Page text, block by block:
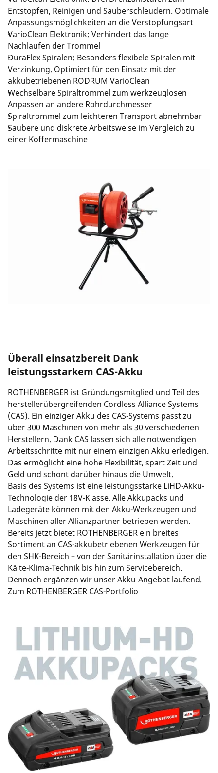
Entstopfen, Reinigen und Sauberschleudern. Optimale
Anpassungsmöglichkeiten an die Verstopfungsart
VarioClean Elektronik: Verhindert das lange
Nachlaufen der Trommel
DuraFlex Spiralen: Besonders flexibele Spiralen mit
Verzinkung. Optimiert für den Einsatz mit der
akkubetriebenen RODRUM VarioClean
Wechselbare Spiraltrommel zum werkzeuglosen
Anpassen an andere Rohrdurchmesser
Spiraltrommel zum leichteren Transport abnehmbar
Saubere und diskrete Arbeitsweise im Vergleich zu
einer Koffermaschine
Überall einsatzbereit Dank
leistungsstarkem CAS-Akku
ROTHENBERGER ist Gründungsmitglied und Teil des
herstellerübergreifenden Cordless Alliance Systems
(CAS). Ein einziger Akku des CAS-Systems passt zu
über 300 Maschinen von mehr als 30 verschiedenen
Herstellern. Dank CAS lassen sich alle notwendigen
Arbeitsschritte mit nur einem einzigen Akku erledigen.
Das ermöglicht eine hohe Flexibilität, spart Zeit und
Geld und schont darüber hinaus die Umwelt.
Basis des Systems ist eine leistungsstarke LiHD-Akku-
Technologie der 18V-Klasse. Alle Akkupacks und
Ladegeräte können mit den Akku-Werkzeugen und
Maschinen aller Allianzpartner betrieben werden.
Bereits jetzt bietet ROTHENBERGER ein breites
Sortiment an CAS-akkubetriebenen Werkzeugen für
den SHK-Bereich – von der Sanitärinstallation über die
Kälte-Klima-Technik bis hin zum Servicebereich.
Dennoch ergänzen wir unser Akku-Angebot laufend.
Zum ROTHENBERGER CAS-Portfolio